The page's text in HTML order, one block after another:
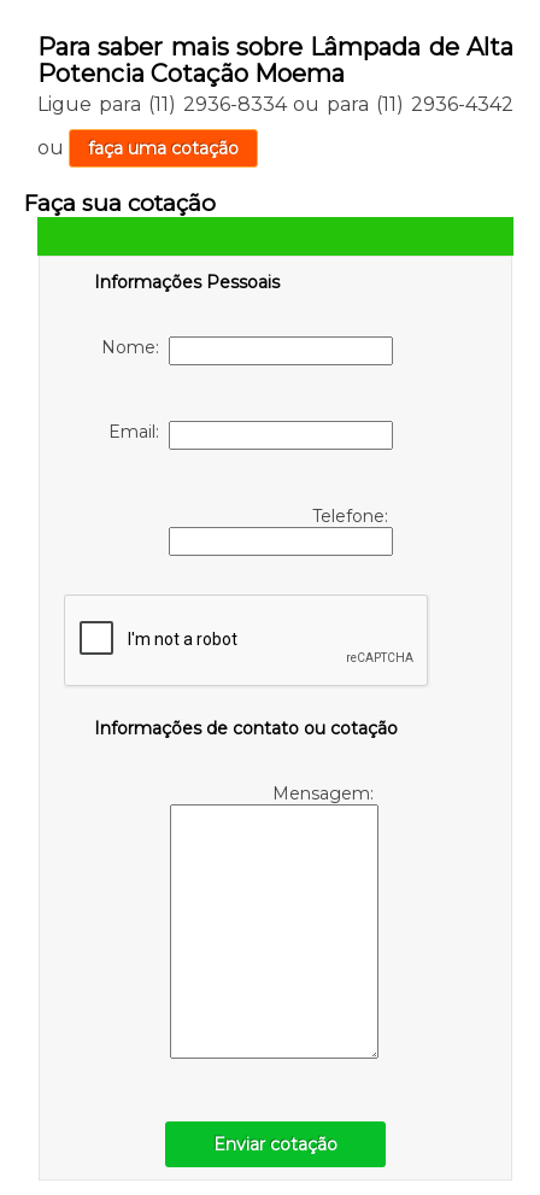
Para saber mais sobre Lâmpada de Alta
Potencia Cotação Moema
Ligue para (11) 2936-8334ou para (11) 2936-4342
ou
faça uma cotação
Faça sua cotação
Informações Pessoais
Nome:
Email:
Telefone:
Informações de contato ou cotação
Mensagem:
Enviar cotação